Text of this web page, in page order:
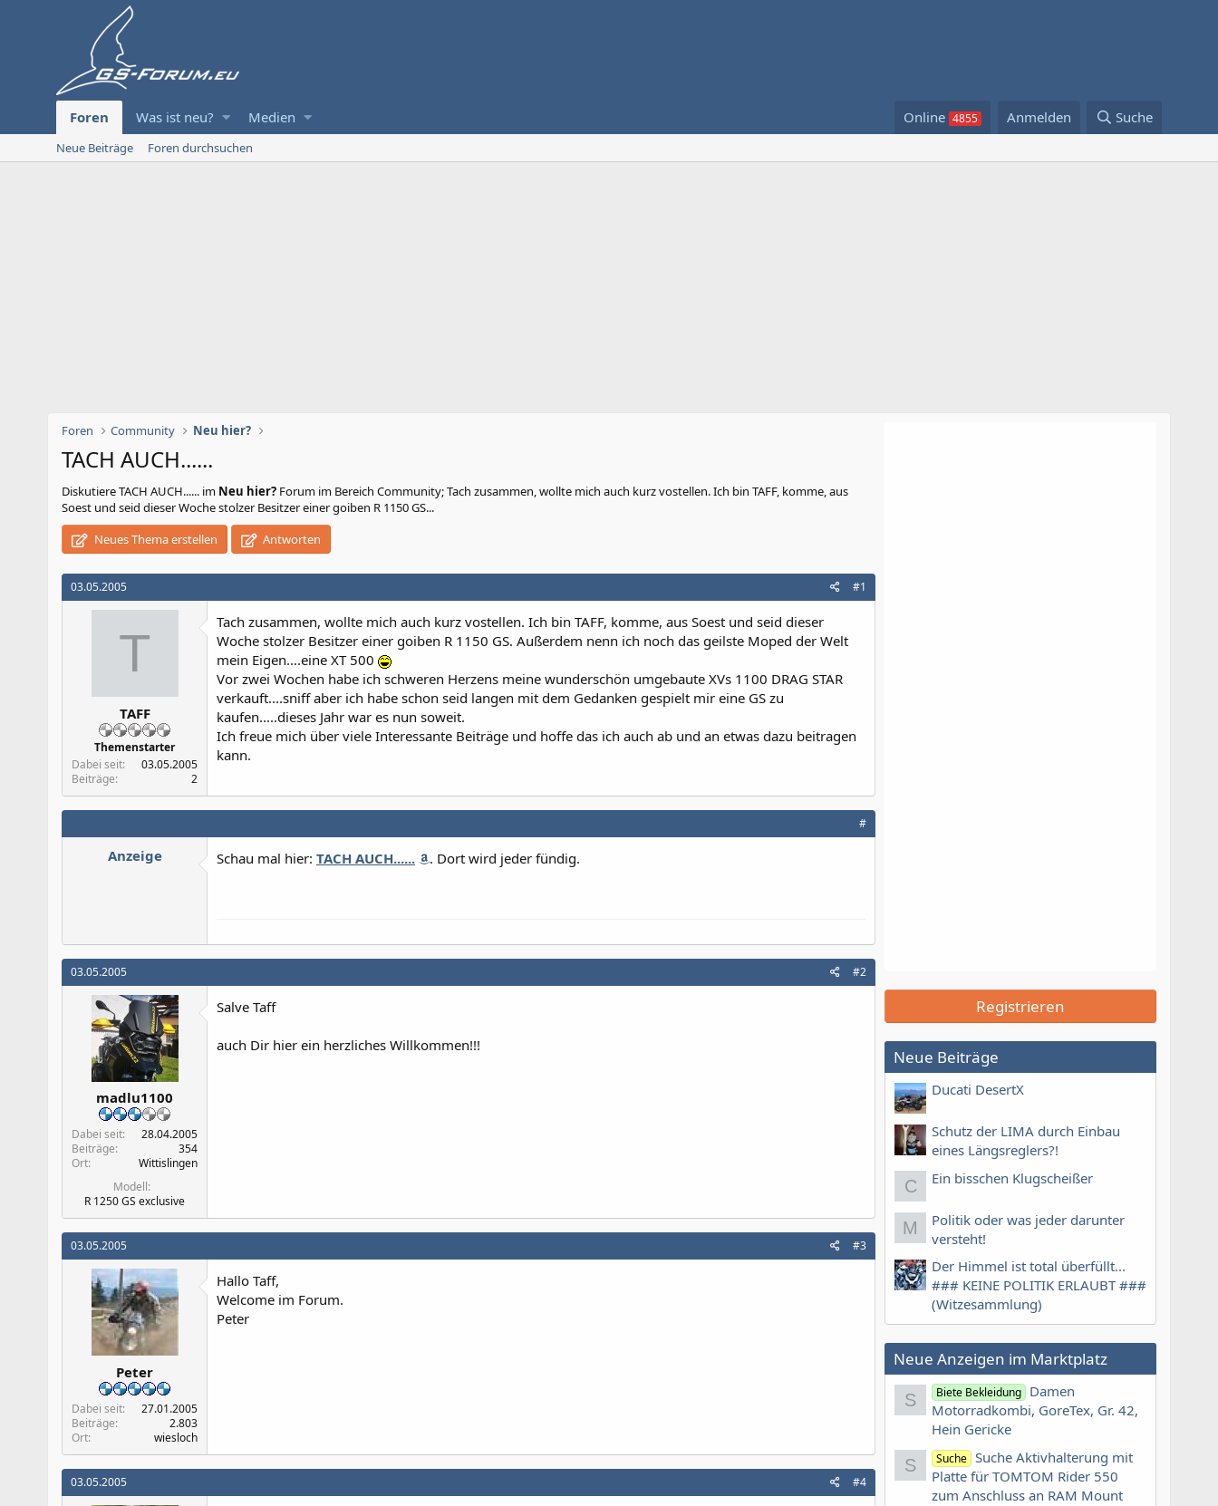
Foren Was ist neu? Medien Online Anmelden Suche
Neue Beiträge Foren durchsuchen
Foren Community Neu hier?
TACH AUCH......
DiskutiereTACH AUCH...... im Neu hier? Forum im Bereich Community; Tach zusammen, wollte mich auch kurz vostellen. Ich bin TAFF, komme, aus
Soest und seid dieser Woche stolzer Besitzer einer goiben R 1150 GS...
Neues Thema erstellen
Antworten
03.05.2005 #1
T
TAFF
Themenstarter
Dabei seit
03.05.2005
Beiträge
2
Tach zusammen, wollte mich auch kurz vostellen. Ich bin TAFF, komme, aus Soest und seid dieser
Woche stolzer Besitzer einer goiben R 1150 GS. Außerdem nenn ich noch das geilste Moped der Welt
mein Eigen....eine XT 500
Vor zwei Wochen habe ich schweren Herzens meine wunderschön umgebaute XVs 1100 DRAG STAR
verkauft....sniff aber ich habe schon seid langen mit dem Gedanken gespielt mir eine GS zu
kaufen.....dieses Jahr war es nun soweit.
Ich freue mich über viele Interessante Beiträge und hoffe das ich auch ab und an etwas dazu beitragen
kann.
#
Anzeige Schau mal hier: TACH AUCH...... . Dort wird jeder fündig.
03.05.2005 #2
madlu1100
Dabei seit
28.04.2005
Beiträge
354
Ort
Wittislingen
Modell
R 1250 GS exclusive
Salve Taff
auch Dir hier ein herzliches Willkommen!!!
03.05.2005 #3
Peter
Dabei seit
27.01.2005
Beiträge
2.803
Ort
wiesloch
Hallo Taff,
Welcome im Forum.
Peter
03.05.2005 #4
Registrieren
Neue Beiträge
Ducati DesertX
Schutz der LIMA durch Einbau
eines Längsreglers?!
C Ein bisschen Klugscheißer
M
Politik oder was jeder darunter
versteht!
Der Himmel ist total überfüllt...
### KEINE POLITIK ERLAUBT ###
(Witzesammlung)
Neue Anzeigen im Marktplatz
S Biete Bekleidung Damen
Motorradkombi, GoreTex, Gr. 42,
Hein Gericke
S Suche Suche Aktivhalterung mit
Platte für TOMTOM Rider 550
zum Anschluss an RAM Mount